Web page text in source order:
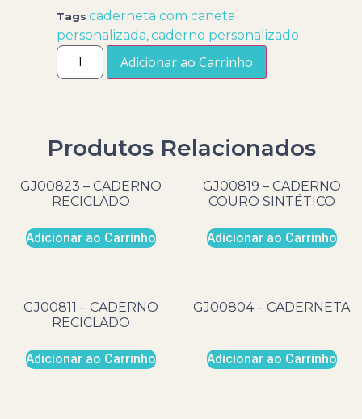
Tags caderneta com caneta
personalizada ,caderno personalizado
Adicionar ao Carrinho
Produtos Relacionados
GJ00823 – CADERNO
RECICLADO
Adicionar ao Carrinho
GJ00819 – CADERNO
COURO SINTÉTICO
Adicionar ao Carrinho
GJ00811 – CADERNO
RECICLADO
Adicionar ao Carrinho
GJ00804 – CADERNETA
Adicionar ao Carrinho